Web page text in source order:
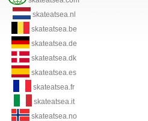
skateatsea.nl
skateatsea.be
skateatsea.de
skateatsea.dk
skateatsea.es
skateatsea.fr
skateatsea.it
skateatsea.no